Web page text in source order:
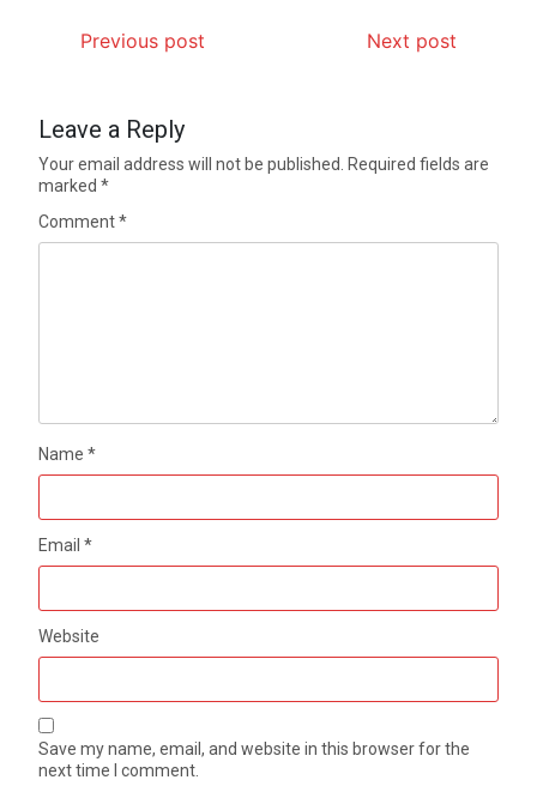
Previous post Next post
Leave a Reply
Your email address will not be published.
Required fields are
marked*
Comment*
Name*
Email*
Website
Save my name, email, and website in this browser for the
next time I comment.